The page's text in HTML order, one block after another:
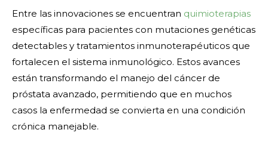
Entre las innovaciones se encuentran quimioterapias
específicas para pacientes con mutaciones genéticas
detectables y tratamientos inmunoterapéuticos que
fortalecen el sistema inmunológico. Estos avances
están transformando el manejo del cáncer de
próstata avanzado, permitiendo que en muchos
casos la enfermedad se convierta en una condición
crónica manejable.